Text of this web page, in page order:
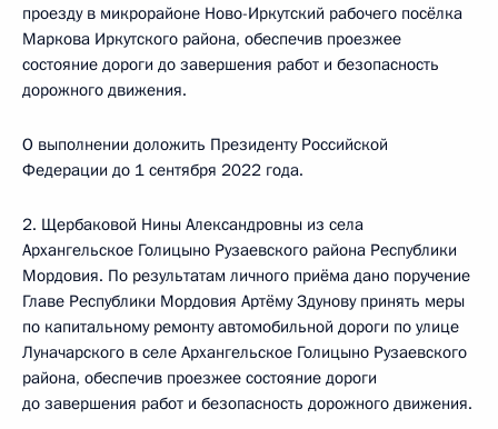
проезду в микрорайоне Ново-Иркутский рабочего посёлка
Маркова Иркутского района, обеспечив проезжее
состояние дороги до завершения работ и безопасность
дорожного движения.
О выполнении доложить Президенту Российской
Федерации до 1 сентября 2022 года.
2. Щербаковой Нины Александровны из села
Архангельское Голицыно Рузаевского района Республики
Мордовия. По результатам личного приёма дано поручение
Главе Республики Мордовия Артёму Здунову принять меры
по капитальному ремонту автомобильной дороги по улице
Луначарского в селе Архангельское Голицыно Рузаевского
района, обеспечив проезжее состояние дороги
до завершения работ и безопасность дорожного движения.